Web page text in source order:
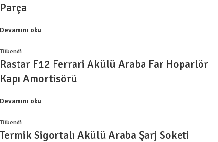
Parça
Devamını oku
Tükendi
Rastar F12 Ferrari Akülü Araba Far Hoparlör
Kapı Amortisörü
Devamını oku
Tükendi
Termik Sigortalı Akülü Araba Şarj Soketi